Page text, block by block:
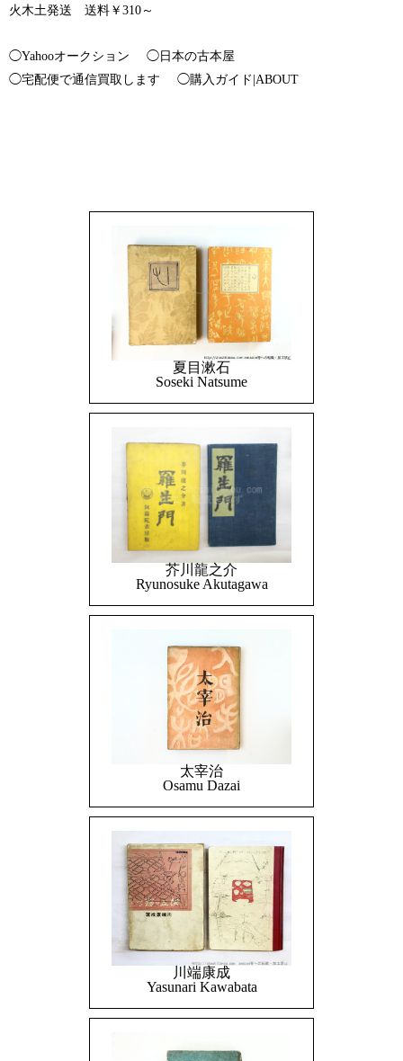
火木土発送 送料￥310～
◯Yahooオークション
◯日本の古本屋
◯宅配便で通信買取します
◯購入ガイド|ABOUT
夏目漱石
Soseki Natsume
芥川龍之介
Ryunosuke Akutagawa
太宰治
Osamu Dazai
川端康成
Yasunari Kawabata